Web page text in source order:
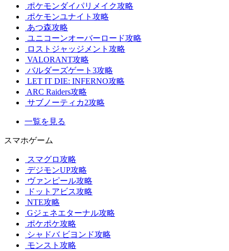
ポケモンダイパリメイク攻略
ポケモンユナイト攻略
あつ森攻略
ユニコーンオーバーロード攻略
ロストジャッジメント攻略
VALORANT攻略
バルダーズゲート3攻略
LET IT DIE: INFERNO攻略
ARC Raiders攻略
サブノーティカ2攻略
一覧を見る
スマホゲーム
スマグロ攻略
デジモンUP攻略
ヴァンピール攻略
ドットアビス攻略
NTE攻略
Gジェネエターナル攻略
ポケポケ攻略
シャドバ ビヨンド攻略
モンスト攻略